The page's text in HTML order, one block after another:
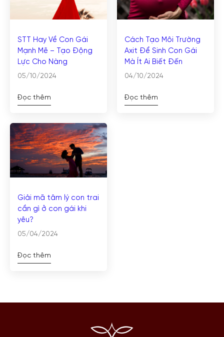
STT Hay Về Con Gái
Mạnh Mẽ – Tạo Động
Lực Cho Nàng
05/10/2024
Đọc thêm
Cách Tạo Môi Trường
Axit Để Sinh Con Gái
Mà Ít Ai Biết Đến
04/10/2024
Đọc thêm
Giải mã tâm lý con trai
cần gì ở con gái khi
yêu?
05/04/2024
Đọc thêm